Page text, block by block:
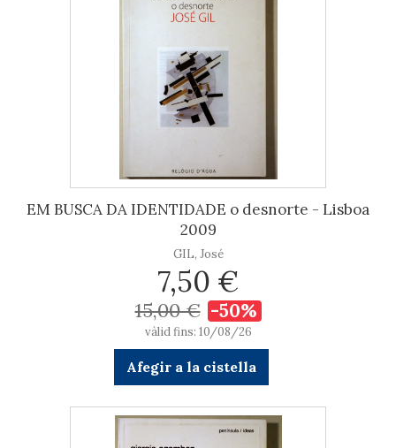
EM BUSCA DA IDENTIDADE o desnorte - Lisboa
2009
GIL, José
7,50 €
15,00 € -50%
vàlid fins: 10/08/26
Afegir a la cistella